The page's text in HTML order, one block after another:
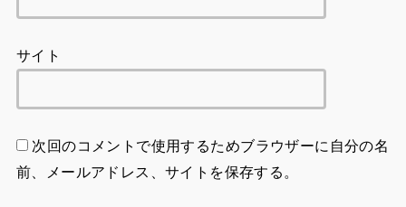
サイト
次回のコメントで使用するためブラウザーに自分の名
前、メールアドレス、サイトを保存する。